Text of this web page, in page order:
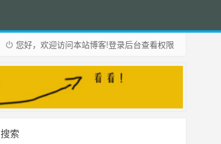
您好，欢迎访问本站博客!登录后台查看权限
搜索